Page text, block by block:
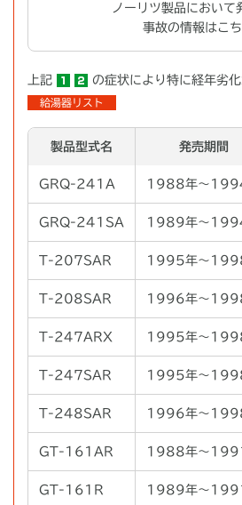
ノーリツ製品において
事故の情報はこ
上記 の症状により特に経年劣
給湯器リスト
製品型式名 発売期間
GRQ-241A 1988年～
GRQ-241SA 1989年～
T-207SAR 1995年～
T-208SAR 1996年～
T-247ARX 1995年～
T-247SAR 1995年～
T-248SAR 1996年～
GT-161AR 1988年～
GT-161R 1989年～